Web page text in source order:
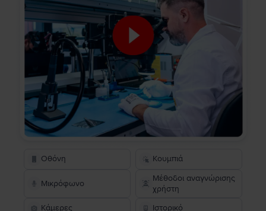
Οθόνη Κουμπιά
Μικρόφωνο
Μέθοδοι αναγνώρισης
χρήστη
Κάμερες
Ιστορικό